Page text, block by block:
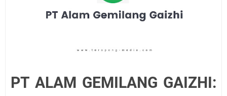
PT ALAM GEMILANG GAIZHI: